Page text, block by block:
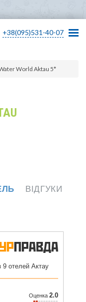
+38(095)531-40-07
World Aktau 5*
ВІДГУКИ